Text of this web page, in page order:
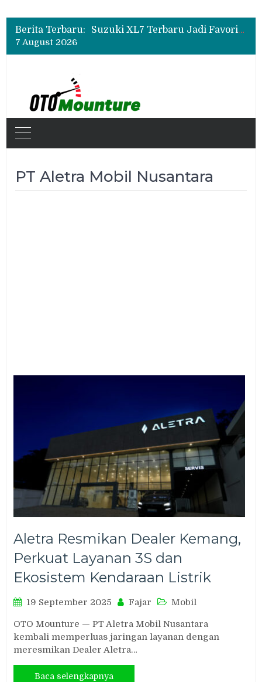
Berita Terbaru:
Promo Servis Mitsubishi Agustus 2026, Ada Diskon ESP dan Bodi & Cat Kilau Merdeka
Suzuki XL7 Terbaru Jadi Favorit Test Drive di GIIAS 2026, Ini Fitur yang Paling Dipuji
Promo Servis Mitsubishi Agustus 2026, Ada Diskon ESP dan Bodi & Cat Kilau Merdeka
7 August 2026
PT Aletra Mobil Nusantara
Aletra Resmikan Dealer Kemang,
Perkuat Layanan 3S dan
Ekosistem Kendaraan Listrik
19 September 2025 Fajar Mobil
OTO Mounture — PT Aletra Mobil Nusantara
kembali memperluas jaringan layanan dengan
meresmikan Dealer Aletra…
Baca selengkapnya